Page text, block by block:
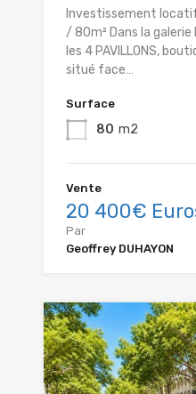
Investissement locatif
/ 80m² Dans la
les 4 PAVILLONS,
situé face…
Surface
80 m2
Vente
20 400€
Par
Geoffrey DUHAYON